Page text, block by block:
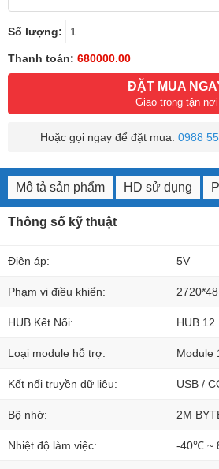
Số lượng:
Thanh toán: 680000.00
ĐẶT MUA
Giao trong tận nơi
Hoặc gọi ngay để đặt mua: 0988
Mô tả sản phẩm HD sử dụng
Thông số kỹ thuật
Điện áp: 5V
Phạm vi điều khiển:
HUB Kết Nối: HUB 12
Loại module hỗ trợ: Module
Kết nối truyền dữ liệu: USB /
Bộ nhớ: 2M
Nhiệt độ làm việc: -40℃ ~